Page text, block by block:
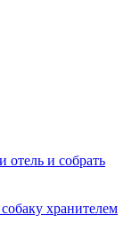
отель и собрать
хранителем